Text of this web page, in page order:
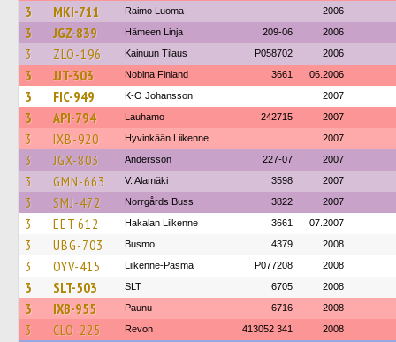
3 MKI-711 Raimo Luoma 2006
3 JGZ-839 Hämeen Linja 209-06 2006
3 ZLO-196 Kainuun Tilaus P058702 2006
3 JJT-303 Nobina Finland 3661 06.2006
3 FIC-949 K-O Johansson 2007
3 API-794 Lauhamo 242715 2007
3 IXB-920 Hyvinkään Liikenne 2007
3 JGX-803 Andersson 227-07 2007
3 GMN-663 V. Alamäki 3598 2007
3 SMJ-472 Norrgårds Buss 3822 2007
3 EET 612 Hakalan Liikenne 3661 07.2007
3 UBG-703 Busmo 4379 2008
3 OYV-415 Liikenne-Pasma P077208 2008
3 SLT-503 SLT 6705 2008
3 IXB-955 Paunu 6716 2008
3 CLO-225 Revon 413052 341 2008